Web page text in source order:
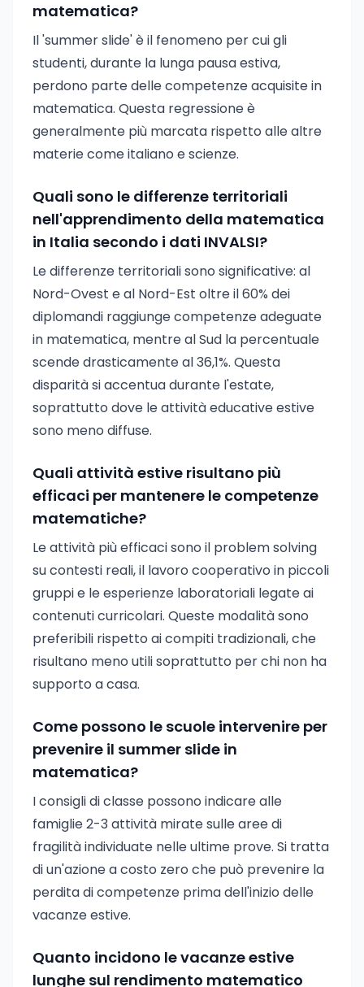
matematica?
Il 'summer slide' è il fenomeno per cui gli
studenti, durante la lunga pausa estiva,
perdono parte delle competenze acquisite in
matematica. Questa regressione è
generalmente più marcata rispetto alle altre
materie come italiano e scienze.
Quali sono le differenze territoriali
nell'apprendimento della matematica
in Italia secondo i dati INVALSI?
Le differenze territoriali sono significative: al
Nord-Ovest e al Nord-Est oltre il 60% dei
diplomandi raggiunge competenze adeguate
in matematica, mentre al Sud la percentuale
scende drasticamente al 36,1%. Questa
disparità si accentua durante l'estate,
soprattutto dove le attività educative estive
sono meno diffuse.
Quali attività estive risultano più
efficaci per mantenere le competenze
matematiche?
Le attività più efficaci sono il problem solving
su contesti reali, il lavoro cooperativo in piccoli
gruppi e le esperienze laboratoriali legate ai
contenuti curricolari. Queste modalità sono
preferibili rispetto ai compiti tradizionali, che
risultano meno utili soprattutto per chi non ha
supporto a casa.
Come possono le scuole intervenire per
prevenire il summer slide in
matematica?
I consigli di classe possono indicare alle
famiglie 2-3 attività mirate sulle aree di
fragilità individuate nelle ultime prove. Si tratta
di un'azione a costo zero che può prevenire la
perdita di competenze prima dell'inizio delle
vacanze estive.
Quanto incidono le vacanze estive
lunghe sul rendimento matematico